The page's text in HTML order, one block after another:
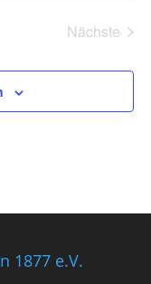
Nächste
1877 e.V.